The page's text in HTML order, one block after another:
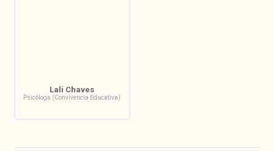
Lali Chaves
Psicóloga (Convivencia Educativa)